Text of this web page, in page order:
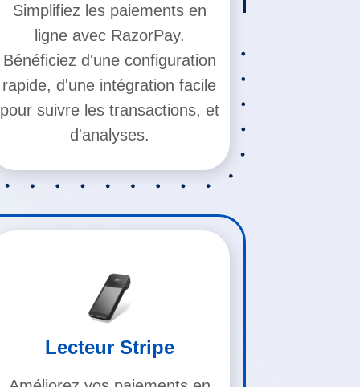
Simplifiez les paiements en
ligne avec RazorPay.
Bénéficiez d'une configuration
rapide, d'une intégration facile
pour suivre les transactions, et
d'analyses.
Lecteur Stripe